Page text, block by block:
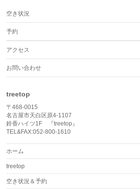
空き状況
予約
アクセス
お問い合わせ
treetop
〒468-0015
名古屋市天白区原4-1107
鈴香ハイツ1F 『treetop』
TEL&FAX:052-800-1610
ホーム
treetop
空き状況＆予約